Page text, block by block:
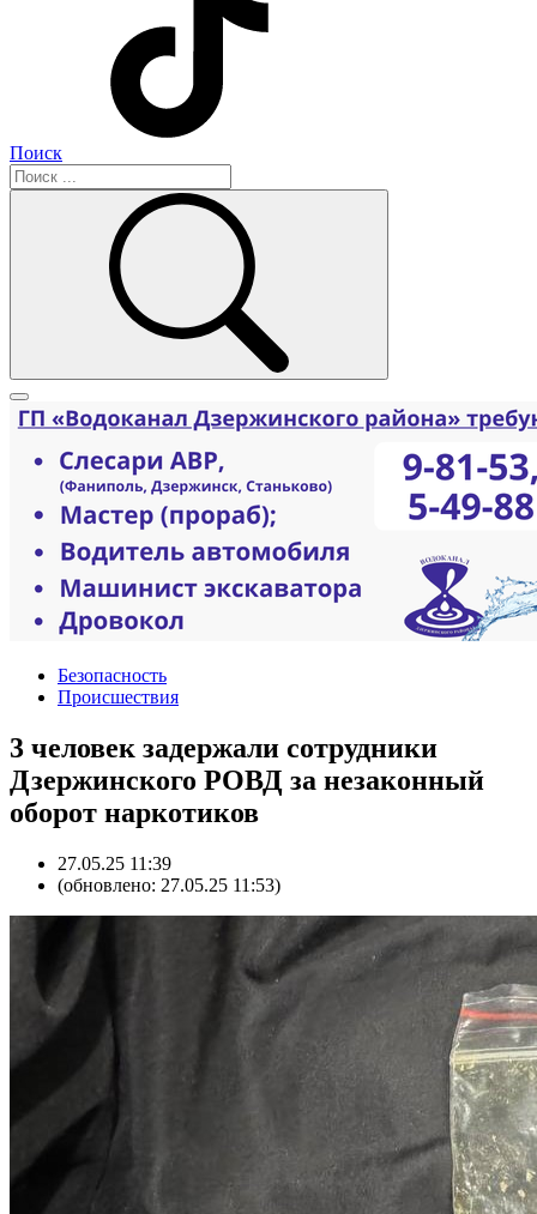
Поиск
Безопасность
Происшествия
3 человек задержали сотрудники
Дзержинского РОВД за незаконный
оборот наркотиков
27.05.25 11:39
(обновлено: 27.05.25 11:53)